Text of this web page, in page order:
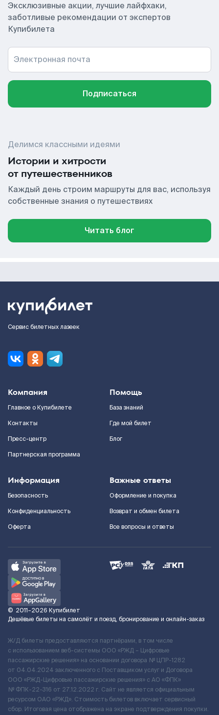
Эксклюзивные акции, лучшие лайфхаки,
заботливые рекомендации от экспертов
Купибилета
Электронная почта
Подписаться
Делимся классными идеями
Истории и хитрости
от путешественников
Каждый день строим маршруты для вас, используя
собственные знания о путешествиях
Читать блог
Сервис билетных лазеек
Компания
Главное о Купибилете
Контакты
Пресс-центр
Партнерская программа
Помощь
База знаний
Где мой билет
Блог
Информация
Безопасность
Конфиденциальность
Оферта
Важные ответы
Оформление и покупка
Возврат и обмен билета
Все вопросы и ответы
© 2011–2026 Купибилет
Дешёвые билеты на самолёт и поезд, бронирование и онлайн-заказ
Ж/Д билеты предоставляются партнёрами, в том числе
с использованием веб-системы ООО «РЖД – Цифровые
пассажирские решения» на основании договора № ЦПР-1282
от 04.04.2024 заключенного с Поставщиком услуг и Договора
ООО «РЖД-Цифровые пассажирские решения» c АО «ФПК»
№ ФПК-22-316 от 27.12.2022 г. Сайт не является официальным
ресурсом ОАО «РЖД». Стоимость билетов включает сервисный
сбор. Итоговая цена отображена на экране подтверждения покупки.